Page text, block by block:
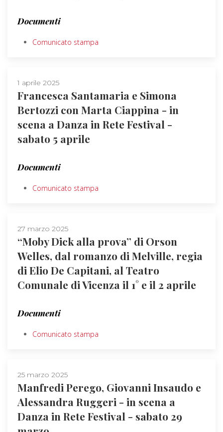
Documenti
Comunicato stampa
1 aprile 2025
Francesca Santamaria e Simona
Bertozzi con Marta Ciappina - in
scena a Danza in Rete Festival -
sabato 5 aprile
Documenti
Comunicato stampa
27 marzo 2025
“Moby Dick alla prova” di Orson
Welles, dal romanzo di Melville, regia
di Elio De Capitani, al Teatro
Comunale di Vicenza il 1° e il 2 aprile
Documenti
Comunicato stampa
25 marzo 2025
Manfredi Perego, Giovanni Insaudo e
Alessandra Ruggeri - in scena a
Danza in Rete Festival - sabato 29